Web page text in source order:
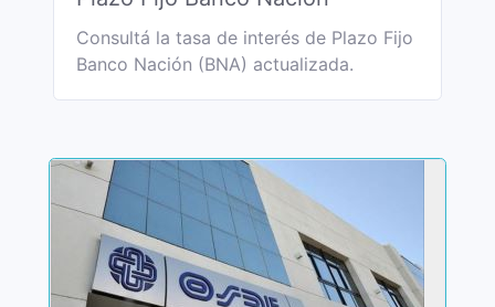
Consultá la tasa de interés de Plazo Fijo
Banco Nación (BNA) actualizada.